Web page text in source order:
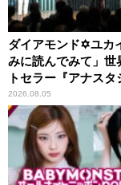
ダイアモンド✡ユカ
みに読んでみて」世
トセラー『アナスタ
紹介
2026.08.05